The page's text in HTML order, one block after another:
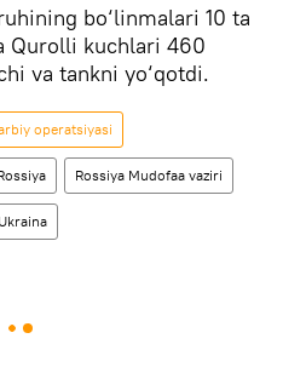
bo‘linmalari 10 ta
Qurolli kuchlari 460
va tankni yo‘qotdi.
operatsiyasi
Rossiya Mudofaa vaziri
Ukraina